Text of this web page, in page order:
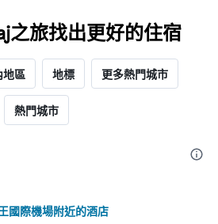
之旅找出更好的住宿
地區 地標 更多熱門城市
熱門城市
國際機場附近的酒店